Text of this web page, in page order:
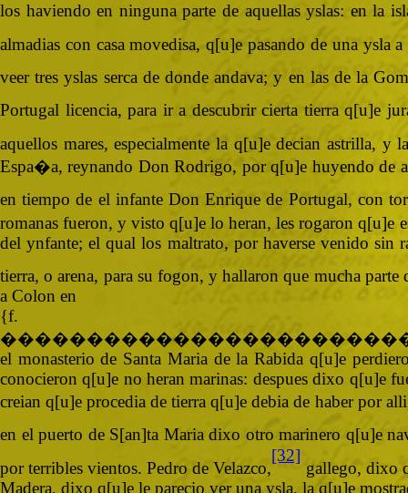
los haviendo en ninguna parte de aquellas yslas: en la
almadias con casa movedisa, q[u]e pasando de una
veer tres yslas serca de donde andava; y en las de la
Portugal licencia, para ir a descubrir cierta tierra q[u]e
aquellos mares, especialmente la q[u]e decian astrilla,
Espa�a, reynando Don Rodrigo, por q[u]e huyendo de
en tiempo de el infante Don Enrique de Portugal, con
romanas fueron, y visto q[u]e lo heran, les rogaron q[u]e
del ynfante; el qual los maltrato, por haverse venido sin
tierra, o arena, para su fogon, y hallaron que mucha
a Colon en
el monasterio de Santa Maria de la Rabida q[u]e
conocieron q[u]e no heran marinas: despues dixo q[u]e
creian q[u]e procedia de tierra q[u]e debia de haber por
en el puerto de S[an]ta Maria dixo otro marinero q[u]e
por terribles vientos. Pedro de Velazco,
[32]
gallego, dixo
Madera, dixo q[u]e le parecio ver una ysla, la q[u]e